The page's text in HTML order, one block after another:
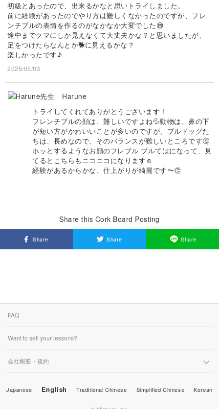
初級とあったので、出来るかなと思いトライしました。
前に経験があったのでやり方は難しくなかったのですが、フレ
ンチブルの表情を作るのがなかなか大変でした😅
途中までクマにしか見えなくて大丈夫かな？と思いましたが、
足をつけたらなんとか🐕に見えるかな？
楽しかったです♪
2025/05/03
Harune
トライしてくれてありがとうございます！
フレンチブルの顔は、難しいですよね💦動物は、鼻の下
が短い方がかわいいことが多いのですが、ブルドッグた
ちは、長めなので、そのバランスが難しいところです🤔
ホッとするようなお顔のフレブル ブルてはになって、見
てるとこちらもニコニコになります☺️
経験があるからかな、仕上がりが綺麗です〜👏
Share this Cork Board Posting
Share Share Share
FAQ
Want to sell your lessons?
会社概要・規約
Japanese English Traditional Chinese Simplified Chinese Korean